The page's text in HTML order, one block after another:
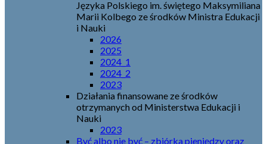
Języka Polskiego im. świętego Maksymiliana
Marii Kolbego ze środków Ministra Edukacji
i Nauki
2026
2025
2024_1
2024_2
2023
Działania finansowane ze środków
otrzymanych od Ministerstwa Edukacji i
Nauki
2023
Być albo nie być – zbiórka pieniędzy oraz